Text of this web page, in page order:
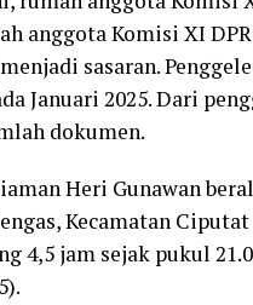
anggota Komisi XI
sasaran.
Januari 2025. Dari
dokumen.
Heri Gunawan
Kecamatan
4,5 jam sejak pukul